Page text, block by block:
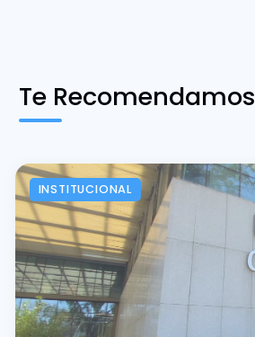
Te Recomendamos
INSTITUCIONAL